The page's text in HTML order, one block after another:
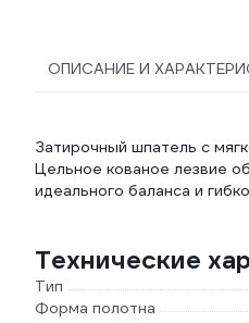
ОПИСАНИЕ И
Затирочный шпатель с
Цельное кованое лезвие
идеального баланса и
Технические
Тип
Форма полотна